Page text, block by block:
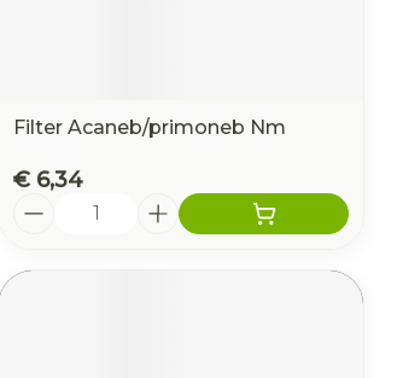
Filter Acaneb/primoneb Nm
€ 6,34